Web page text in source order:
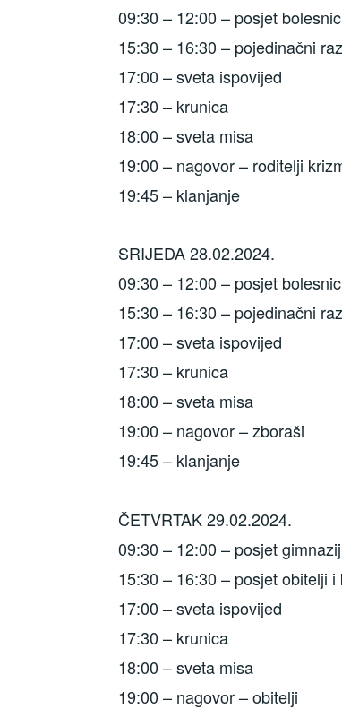
09:30 – 12:00 – posjet
15:30 – 16:30 – pojedinačni
17:00 – sveta ispovijed
17:30 – krunica
18:00 – sveta misa
19:00 – nagovor – roditelji
19:45 – klanjanje
SRIJEDA 28.02.2024.
09:30 – 12:00 – posjet
15:30 – 16:30 – pojedinačni
17:00 – sveta ispovijed
17:30 – krunica
18:00 – sveta misa
19:00 – nagovor – zboraši
19:45 – klanjanje
ČETVRTAK 29.02.2024.
09:30 – 12:00 – posjet
15:30 – 16:30 – posjet obitelji i
17:00 – sveta ispovijed
17:30 – krunica
18:00 – sveta misa
19:00 – nagovor – obitelji